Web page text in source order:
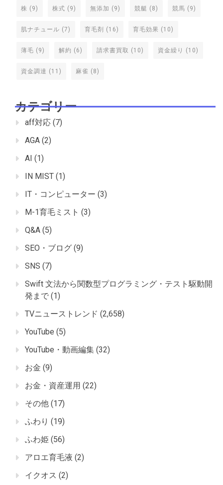
株 (9) 株式 (9) 無添加 (9) 競艇 (8) 競馬 (9)
肌ナチュール (7) 育毛剤 (16) 育毛効果 (10)
薄毛 (9) 解約 (6) 請求書買取 (10) 資金繰り (10)
資金調達 (11) 麻雀 (8)
カテゴリー
aff対応 (7)
AGA (2)
AI (1)
IN MIST (1)
IT・コンピューター (3)
M-1育毛ミスト (3)
Q&A (5)
SEO・ブログ (9)
SNS (7)
Swift 文法から関数型プログラミング・テスト駆動開
発まで (1)
TVニューストレンド (2,658)
YouTube (5)
YouTube・動画編集 (32)
お金 (9)
お金・資産運用 (22)
その他 (17)
ふわり (19)
ふわ姫 (56)
アロエ育毛液 (2)
イクオス (2)